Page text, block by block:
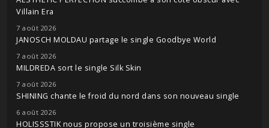
Villain Era
7 août 2026
JANOSCH MOLDAU partage le single Goodbye World
7 août 2026
MILDREDA sort le single Silk Skin
7 août 2026
SHINING chante le froid du nord dans son nouveau single
6 août 2026
HOLISSSTIK nous propose un troisième single